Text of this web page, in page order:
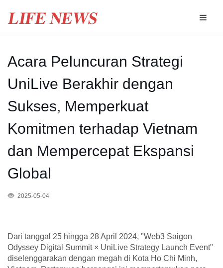
Acara Peluncuran Strategi
UniLive Berakhir dengan
Sukses, Memperkuat
Komitmen terhadap Vietnam
dan Mempercepat Ekspansi
Global
2025-05-04
Dari tanggal 25 hingga 28 April 2024, "Web3 Saigon
Odyssey Digital Summit × UniLive Strategy Launch Event"
diselenggarakan dengan megah di Kota Ho Chi Minh,